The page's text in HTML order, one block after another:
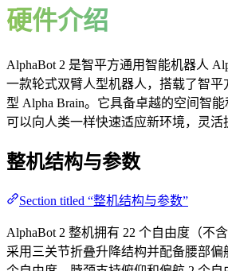
硬件介绍
AlphaBot 2 是智平方通用智能机器人
一款轮式双臂人型机器人，搭载了智
型 Alpha Brain。它具备卓越的空间智能
可以向人类一样快速适应新环境，灵活
整机结构与参数
Section titled “整机结构与参数”
AlphaBot 2 整机拥有 22 个自由度（不
采用三关节折叠升降结构并配备腰部偏